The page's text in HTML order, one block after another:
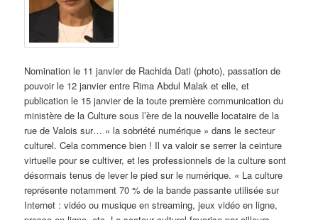
Nomination le 11 janvier de Rachida Dati (photo), passation de
pouvoir le 12 janvier entre Rima Abdul Malak et elle, et
publication le 15 janvier de la toute première communication du
ministère de la Culture sous l’ère de la nouvelle locataire de la
rue de Valois sur… « la sobriété numérique » dans le secteur
culturel. Cela commence bien ! Il va valoir se serrer la ceinture
virtuelle pour se cultiver, et les professionnels de la culture sont
désormais tenus de lever le pied sur le numérique. « La culture
représente notamment 70 % de la bande passante utilisée sur
Internet : vidéo ou musique en streaming, jeux vidéo en ligne,